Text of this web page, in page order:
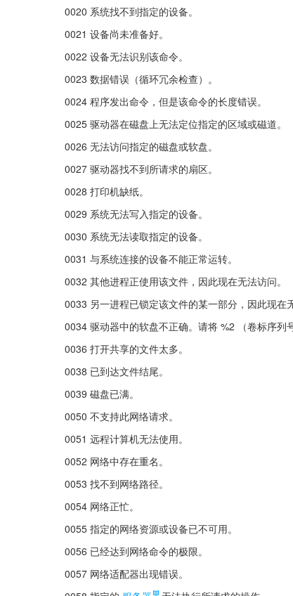
0020 系统找不到指定的设备。
0021 设备尚未准备好。
0022 设备无法识别该命令。
0023 数据错误（循环冗余检查）。
0024 程序发出命令，但是该命令的长度错误。
0025 驱动器在磁盘上无法定位指定的区域或磁道。
0026 无法访问指定的磁盘或软盘。
0027 驱动器找不到所请求的扇区。
0028 打印机缺纸。
0029 系统无法写入指定的设备。
0030 系统无法读取指定的设备。
0031 与系统连接的设备不能正常运转。
0032 其他进程正使用该文件，因此现在无法访问。
0033 另一进程已锁定该文件的某一部分，因此现在
0034 驱动器中的软盘不正确。请将 %2 （卷标序列
0036 打开共享的文件太多。
0038 已到达文件结尾。
0039 磁盘已满。
0050 不支持此网络请求。
0051 远程计算机无法使用。
0052 网络中存在重名。
0053 找不到网络路径。
0054 网络正忙。
0055 指定的网络资源或设备已不可用。
0056 已经达到网络命令的极限。
0057 网络适配器出现错误。